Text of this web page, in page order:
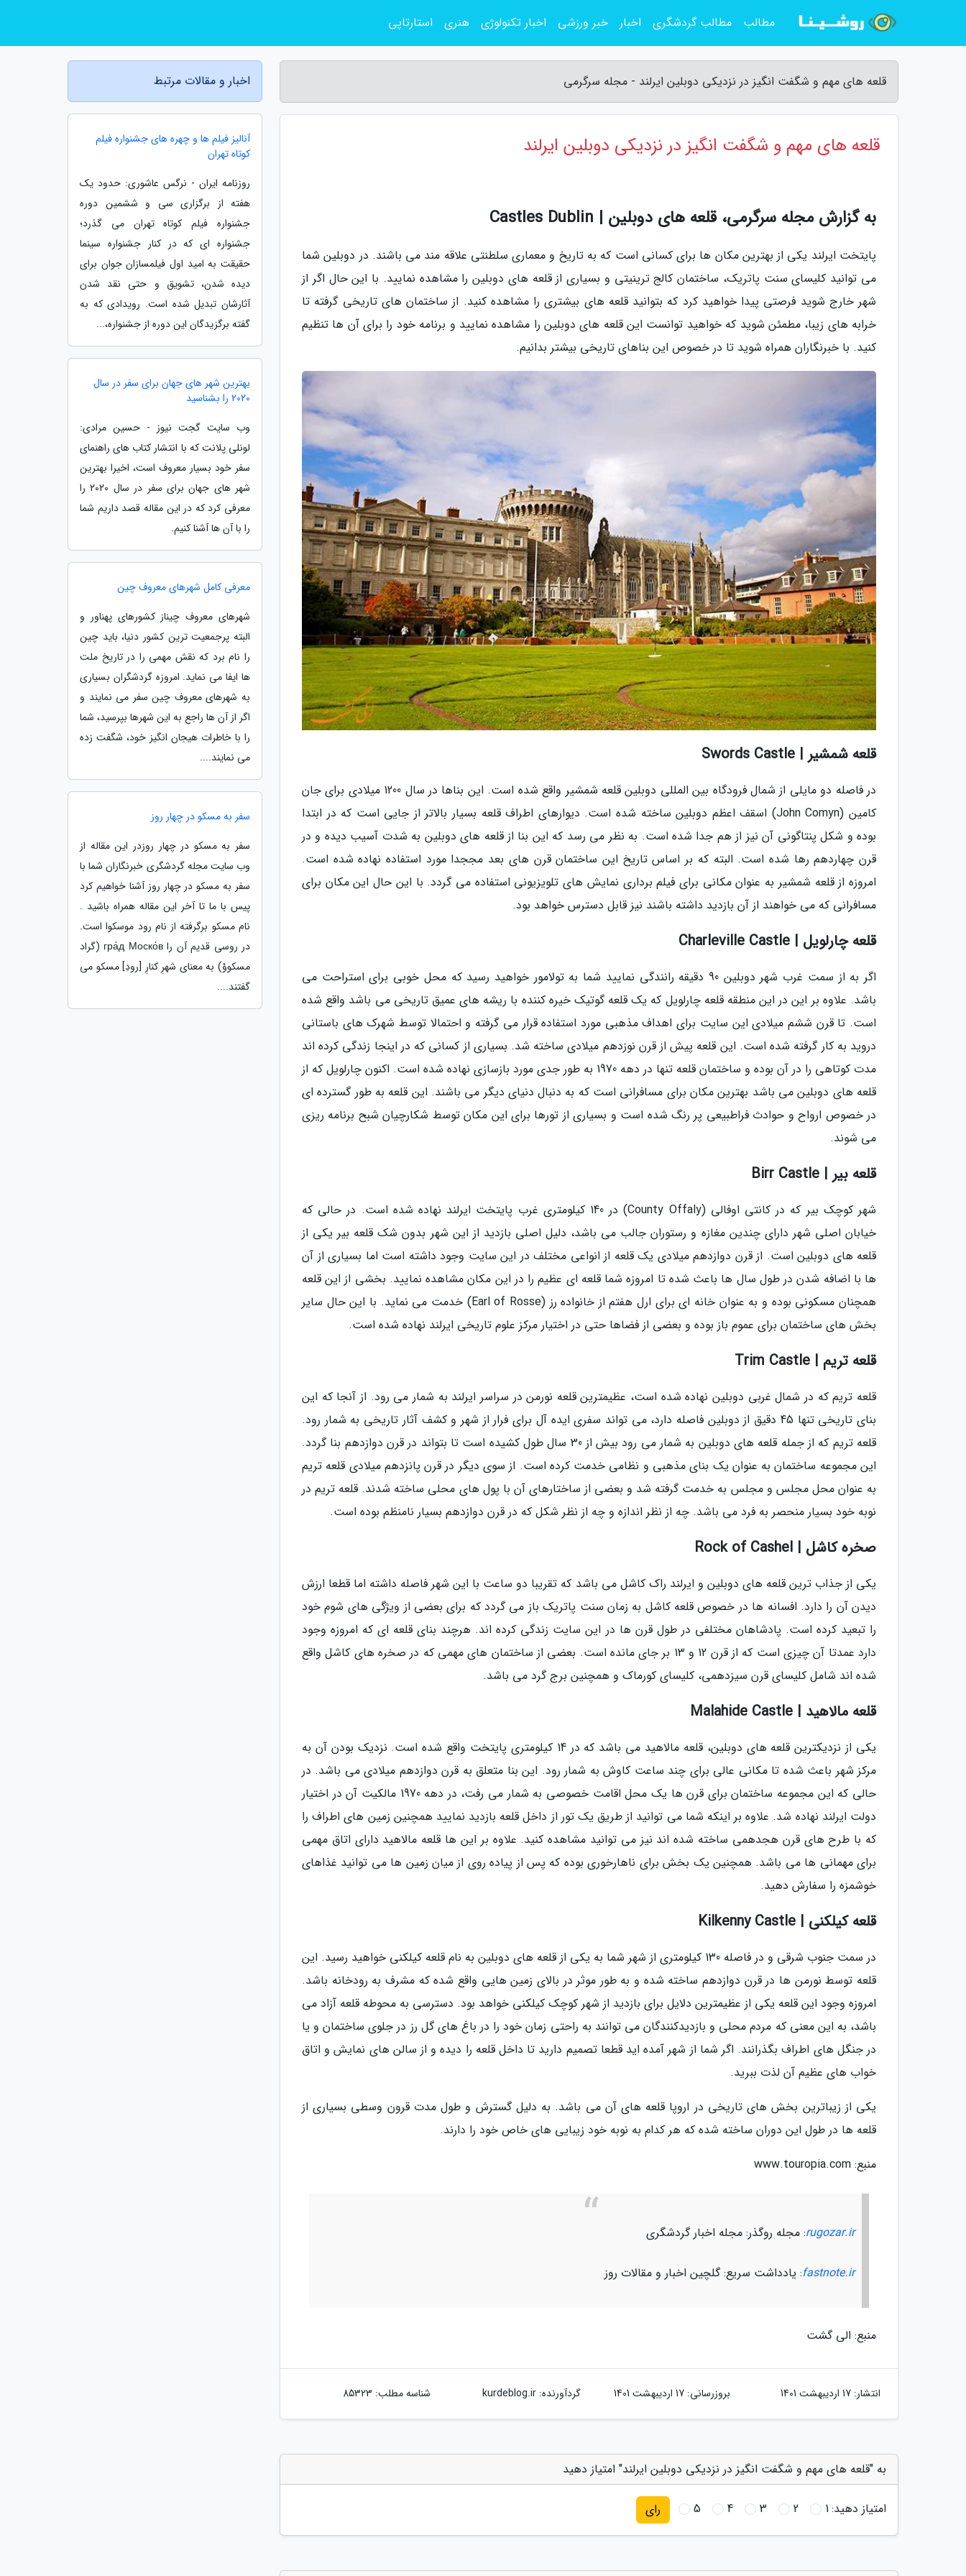
قلعه های مهم و شگفت انگیز در نزدیکی دوبلین ایرلند - مجله سرگرمی
قلعه های مهم و شگفت انگیز در نزدیکی دوبلین ایرلند
به گزارش مجله سرگرمی، قلعه های دوبلین | Castles Dublin
پایتخت ایرلند یکی از بهترین مکان ها برای کسانی است که به تاریخ و معماری سلطنتی علاقه مند می باشند. در دوبلین شما
می توانید کلیسای سنت پاتریک، ساختمان کالج ترینیتی و بسیاری از قلعه های دوبلین را مشاهده نمایید. با این حال اگر از
شهر خارج شوید فرصتی پیدا خواهید کرد که بتوانید قلعه های بیشتری را مشاهده کنید. از ساختمان های تاریخی گرفته تا
خرابه های زیبا، مطمئن شوید که خواهید توانست این قلعه های دوبلین را مشاهده نمایید و برنامه خود را برای آن ها تنظیم
کنید. با خبرنگاران همراه شوید تا در خصوص این بناهای تاریخی بیشتر بدانیم.
قلعه شمشیر | Swords Castle
در فاصله دو مایلی از شمال فرودگاه بین المللی دوبلین قلعه شمشیر واقع شده است. این بناها در سال 1200 میلادی برای جان
کامین (John Comyn) اسقف اعظم دوبلین ساخته شده است. دیوارهای اطراف قلعه بسیار بالاتر از جایی است که در ابتدا
بوده و شکل پنتاگونی آن نیز از هم جدا شده است. به نظر می رسد که این بنا از قلعه های دوبلین به شدت آسیب دیده و در
قرن چهاردهم رها شده است. البته که بر اساس تاریخ این ساختمان قرن های بعد مججدا مورد استفاده نهاده شده است.
امروزه از قلعه شمشیر به عنوان مکانی برای فیلم برداری نمایش های تلویزیونی استفاده می گردد. با این حال این مکان برای
مسافرانی که می خواهند از آن بازدید داشته باشند نیز قابل دسترس خواهد بود.
قلعه چارلویل | Charleville Castle
اگر به از سمت غرب شهر دوبلین 90 دقیقه رانندگی نمایید شما به تولامور خواهید رسید که محل خوبی برای استراحت می
باشد. علاوه بر این در این منطقه قلعه چارلویل که یک قلعه گوتیک خیره کننده با ریشه های عمیق تاریخی می باشد واقع شده
است. تا قرن ششم میلادی این سایت برای اهداف مذهبی مورد استفاده قرار می گرفته و احتمالا توسط شهرک های باستانی
دروید به کار گرفته شده است. این قلعه پیش از قرن نوزدهم میلادی ساخته شد. بسیاری از کسانی که در اینجا زندگی کرده اند
مدت کوتاهی را در آن بوده و ساختمان قلعه تنها در دهه 1970 به طور جدی مورد بازسازی نهاده شده است. اکنون چارلویل که از
قلعه های دوبلین می باشد بهترین مکان برای مسافرانی است که به دنبال دنیای دیگر می باشند. این قلعه به طور گسترده ای
در خصوص ارواح و حوادث فراطبیعی پر رنگ شده است و بسیاری از تورها برای این مکان توسط شکارچیان شبح برنامه ریزی
می شوند.
قلعه بیر | Birr Castle
شهر کوچک بیر که در کانتی اوفالی (County Offaly) در 140 کیلومتری غرب پایتخت ایرلند نهاده شده است. در حالی که
خیابان اصلی شهر دارای چندین مغازه و رستوران جالب می باشد، دلیل اصلی بازدید از این شهر بدون شک قلعه بیر یکی از
قلعه های دوبلین است. از قرن دوازدهم میلادی یک قلعه از انواعی مختلف در این سایت وجود داشته است اما بسیاری از آن
ها با اضافه شدن در طول سال ها باعث شده تا امروزه شما قلعه ای عظیم را در این مکان مشاهده نمایید. بخشی از این قلعه
همچنان مسکونی بوده و به عنوان خانه ای برای ارل هفتم از خانواده رز (Earl of Rosse) خدمت می نماید. با این حال سایر
بخش های ساختمان برای عموم باز بوده و بعضی از فضاها حتی در اختیار مرکز علوم تاریخی ایرلند نهاده شده است.
قلعه تریم | Trim Castle
قلعه تریم که در شمال غربی دوبلین نهاده شده است، عظیمترین قلعه نورمن در سراسر ایرلند به شمار می رود. از آنجا که این
بنای تاریخی تنها 45 دقیق از دوبلین فاصله دارد، می تواند سفری ایده آل برای فرار از شهر و کشف آثار تاریخی به شمار رود.
قلعه تریم که از جمله قلعه های دوبلین به شمار می رود بیش از 30 سال طول کشیده است تا بتواند در قرن دوازدهم بنا گردد.
این مجموعه ساختمان به عنوان یک بنای مذهبی و نظامی خدمت کرده است. از سوی دیگر در قرن پانزدهم میلادی قلعه تریم
به عنوان محل مجلس و مجلس به خدمت گرفته شد و بعضی از ساختارهای آن با پول های محلی ساخته شدند. قلعه تریم در
نوبه خود بسیار منحصر به فرد می باشد. چه از نظر اندازه و چه از نظر شکل که در قرن دوازدهم بسیار نامنظم بوده است.
صخره کاشل | Rock of Cashel
یکی از جذاب ترین قلعه های دوبلین و ایرلند راک کاشل می باشد که تقریبا دو ساعت با این شهر فاصله داشته اما قطعا ارزش
دیدن آن را دارد. افسانه ها در خصوص قلعه کاشل به زمان سنت پاتریک باز می گردد که برای بعضی از ویژگی های شوم خود
را تبعید کرده است. پادشاهان مختلفی در طول قرن ها در این سایت زندگی کرده اند. هرچند بنای قلعه ای که امروزه وجود
دارد عمدتا آن چیزی است که از قرن 12 و 13 بر جای مانده است. بعضی از ساختمان های مهمی که در صخره های کاشل واقع
شده اند شامل کلیسای قرن سیزدهمی، کلیسای کورماک و همچنین برج گرد می باشد.
قلعه مالاهید | Malahide Castle
یکی از نزدیکترین قلعه های دوبلین، قلعه مالاهید می باشد که در 14 کیلومتری پایتخت واقع شده است. نزدیک بودن آن به
مرکز شهر باعث شده تا مکانی عالی برای چند ساعت کاوش به شمار رود. این بنا متعلق به قرن دوازدهم میلادی می باشد. در
حالی که این مجموعه ساختمان برای قرن ها یک محل اقامت خصوصی به شمار می رفت، در دهه 1970 مالکیت آن در اختیار
دولت ایرلند نهاده شد. علاوه بر اینکه شما می توانید از طریق یک تور از داخل قلعه بازدید نمایید همچنین زمین های اطراف را
که با طرح های قرن هجدهمی ساخته شده اند نیز می توانید مشاهده کنید. علاوه بر این ها قلعه مالاهید دارای اتاق مهمی
برای مهمانی ها می باشد. همچنین یک بخش برای ناهارخوری بوده که پس از پیاده روی از میان زمین ها می توانید غذاهای
خوشمزه را سفارش دهید.
قلعه کیلکنی | Kilkenny Castle
در سمت جنوب شرقی و در فاصله 130 کیلومتری از شهر شما به یکی از قلعه های دوبلین به نام قلعه کیلکنی خواهید رسید. این
قلعه توسط نورمن ها در قرن دوازدهم ساخته شده و به طور موثر در بالای زمین هایی واقع شده که مشرف به رودخانه باشد.
امروزه وجود این قلعه یکی از عظیمترین دلایل برای بازدید از شهر کوچک کیلکنی خواهد بود. دسترسی به محوطه قلعه آزاد می
باشد، به این معنی که مردم محلی و بازدیدکنندگان می توانند به راحتی زمان خود را در باغ های گل رز در جلوی ساختمان و یا
در جنگل های اطراف بگذرانند. اگر شما از شهر آمده اید قطعا تصمیم دارید تا داخل قلعه را دیده و از سالن های نمایش و اتاق
خواب های عظیم آن لذت ببرید.
یکی از زیباترین بخش های تاریخی در اروپا قلعه های آن می باشد. به دلیل گسترش و طول مدت قرون وسطی بسیاری از
قلعه ها در طول این دوران ساخته شده که هر کدام به نوبه خود زیبایی های خاص خود را دارند.
منبع: www.touropia.com
rugozar.ir: مجله روگذر: مجله اخبار گردشگری
fastnote.ir: یادداشت سریع: گلچین اخبار و مقالات روز
منبع: الی گشت
انتشار: 17 اردیبهشت 1401 بروزرسانی: 17 اردیبهشت 1401 گردآورنده:kurdeblog.ir شناسه مطلب: 85323
به "قلعه های مهم و شگفت انگیز در نزدیکی دوبلین ایرلند" امتیاز دهید
امتیاز دهید:1
2
3
4
5 رای
اخبار و مقالات مرتبط
آنالیز فیلم ها و چهره های جشنواره فیلم
کوتاه تهران
روزنامه ایران - نرگس عاشوری: حدود یک
هفته از برگزاری سی و ششمین دوره
جشنواره فیلم کوتاه تهران می گذرد؛
جشنواره ای که در کنار جشنواره سینما
حقیقت به امید اول فیلمسازان جوان برای
دیده شدن، تشویق و حتی نقد شدن
آثارشان تبدیل شده است. رویدادی که به
گفته برگزیدگان این دوره از جشنواره،...
بهترین شهر های جهان برای سفر در سال
2020 را بشناسید
وب سایت گجت نیوز - حسین مرادی:
لونلی پلانت که با انتشار کتاب های راهنمای
سفر خود بسیار معروف است، اخیرا بهترین
شهر های جهان برای سفر در سال 2020 را
معرفی کرد که در این مقاله قصد داریم شما
را با آن ها آشنا کنیم.
معرفی کامل شهرهای معروف چین
شهرهای معروف چیناز کشورهای پهناور و
البته پرجمعیت ترین کشور دنیا، باید چین
را نام برد که نقش مهمی را در تاریخ ملت
ها ایفا می نماید. امروزه گردشگران بسیاری
به شهرهای معروف چین سفر می نمایند و
اگر از آن ها راجع به این شهرها بپرسید، شما
را با خاطرات هیجان انگیز خود، شگفت زده
می نمایند....
سفر به مسکو در چهار روز
سفر به مسکو در چهار روزدر این مقاله از
وب سایت مجله گردشگری خبرنگاران شما با
سفر به مسکو در چهار روز آشنا خواهیم کرد
پیس با ما تا آخر این مقاله همراه باشید .
نام مسکو برگرفته از نام رود موسکوا است.
در روسی قدیم آن را гра́д Моско́в (گراد
مسکووْ) به معنای شهرِ کنارِ [رودِ] مسکو می
گفتند....
مطالب مطالب گردشگری اخبار خبر ورزشی اخبار تکنولوژی هنری استارتاپی